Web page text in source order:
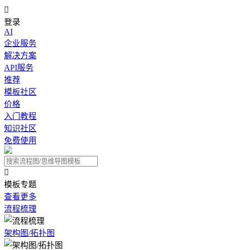

登录
AI
企业服务
解决方案
API服务
推荐
模板社区
价格
入门教程
知识社区
免费使用

模板专题
查看更多
流程梳理
架构图/拓扑图